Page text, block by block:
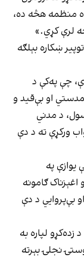
منظمه هڅه ده،
لرې کړي.»
ښکاره بېلګه
چې په‌کې د
او بې‌قید و
د مدني
ورکړې ته د دې
په
ګامونه
بې‌پروايي د دې
لپاره به
نجلۍ بېرته